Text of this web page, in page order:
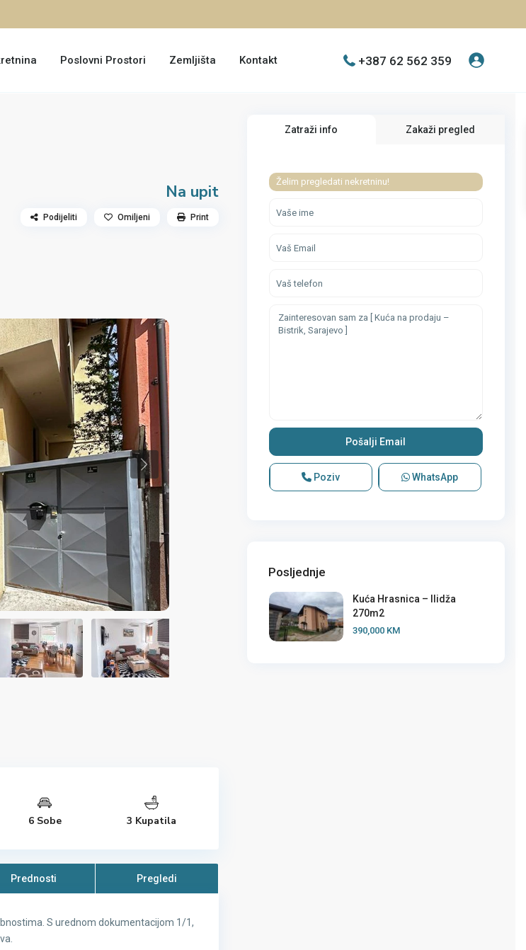
Poslovni Prostori Zemljišta Kontakt +387 62 562 359
Na upit
Podijeliti Omiljeni Print
6 Sobe 3 Kupatila
Prednosti Pregledi
S urednom dokumentacijom 1/1,
Zatraži info Zakaži pregled
Želim pregledati nekretninu!
Poziv WhatsApp
Posljednje
Kuća Hrasnica – Ilidža
270m2
390,000 KM